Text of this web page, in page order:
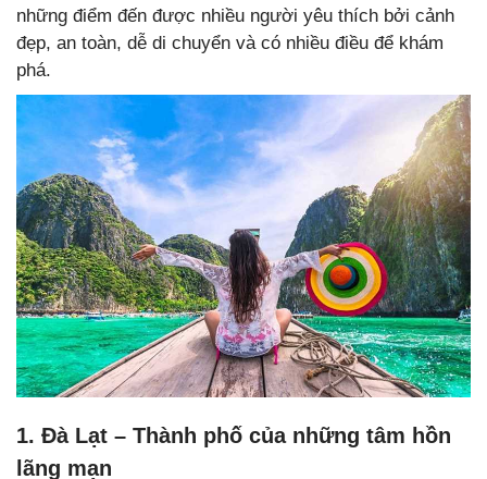
những điểm đến được nhiều người yêu thích bởi cảnh
đẹp, an toàn, dễ di chuyển và có nhiều điều để khám
phá.
1. Đà Lạt – Thành phố của những tâm hồn
lãng mạn